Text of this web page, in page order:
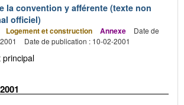
la convention y afférente (texte non
officiel)
Logement et construction Annexe
Date de
Date de publication : 10-02-2001
principal